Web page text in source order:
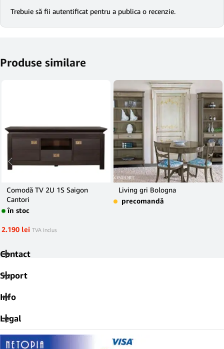
Trebuie să fii autentificat pentru a publica o recenzie.
Produse similare
Comodă TV 2U 1S Saigon
Cantori
în stoc
2.190 lei TVA Inclus
Living gri Bologna
precomandă
Contact
Suport
Info
Legal